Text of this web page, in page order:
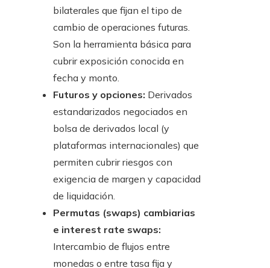
bilaterales que fijan el tipo de
cambio de operaciones futuras.
Son la herramienta básica para
cubrir exposición conocida en
fecha y monto.
Futuros y opciones: Derivados
estandarizados negociados en
bolsa de derivados local (y
plataformas internacionales) que
permiten cubrir riesgos con
exigencia de margen y capacidad
de liquidación.
Permutas (swaps) cambiarias
e interest rate swaps:
Intercambio de flujos entre
monedas o entre tasa fija y